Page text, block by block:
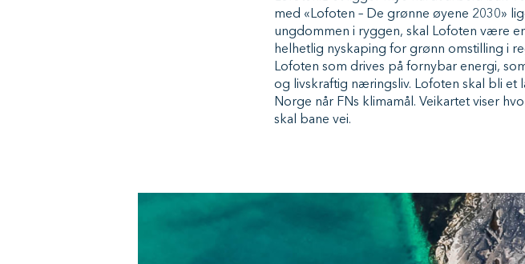
med «Lofoten – De grønne øyene 2030»
ungdommen i ryggen, skal Lofoten være
helhetlig nyskaping for grønn omstilling i
Lofoten som drives på fornybar energi,
og livskraftig næringsliv. Lofoten skal bli et
Norge når FNs klimamål. Veikartet viser
skal bane vei.